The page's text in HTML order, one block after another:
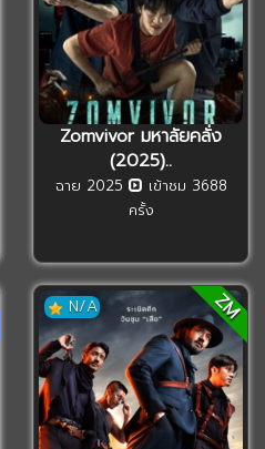
Zomvivor มหาลัยคลั่ง
(2025)..
ฉาย 2025
เข้าชม 3688
ครั้ง
N/A ZM